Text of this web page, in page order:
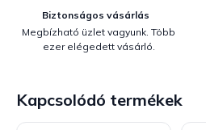
Biztonságos vásárlás
Megbízható üzlet vagyunk. Több
ezer elégedett vásárló.
Kapcsolódó termékek